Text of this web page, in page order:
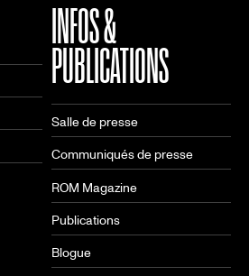
INFOS &
PUBLICATIONS
Salle de presse
Communiqués de presse
ROM Magazine
Publications
Blogue